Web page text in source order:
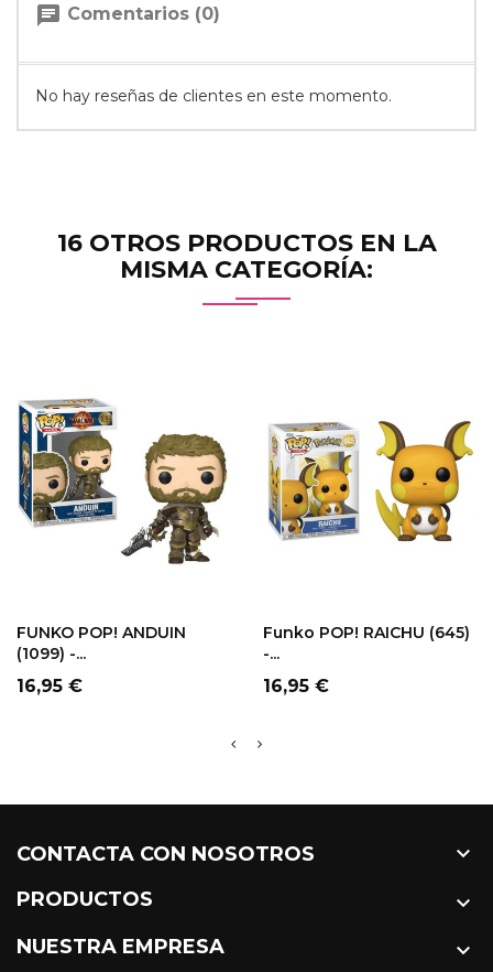
chat Comentarios (0)
No hay reseñas de clientes en este momento.
16 OTROS PRODUCTOS EN LA
MISMA CATEGORÍA:
FUNKO POP! ANDUIN
(1099) -...
Precio
16,95 €
Funko POP! RAICHU (645)
-...
Precio
16,95 €
CONTACTA CON NOSOTROS 
PRODUCTOS 
NUESTRA EMPRESA 